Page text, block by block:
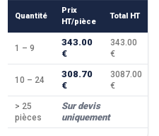
Quantité
Prix
HT/pièce
Total HT
1 – 9
343.00
€
343.00
€
10 – 24
308.70
€
3087.00
€
> 25
pièces
Sur devis
uniquement